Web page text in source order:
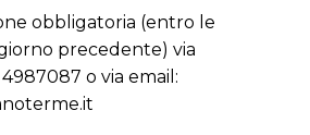
obbligatoria (entro le
precedente) via
o via email: